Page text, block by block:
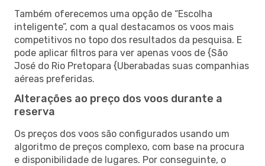
Também oferecemos uma opção de “Escolha
inteligente”, com a qual destacamos os voos mais
competitivos no topo dos resultados da pesquisa. E
pode aplicar filtros para ver apenas voos de {São
José do Rio Pretopara {Uberabadas suas companhias
aéreas preferidas.
Alterações ao preço dos voos durante a
reserva
Os preços dos voos são configurados usando um
algoritmo de preços complexo, com base na procura
e disponibilidade de lugares. Por conseguinte, o